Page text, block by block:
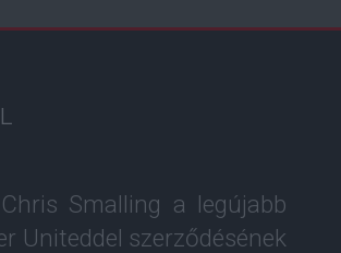
Smalling a legújabb
Uniteddel szerződésének